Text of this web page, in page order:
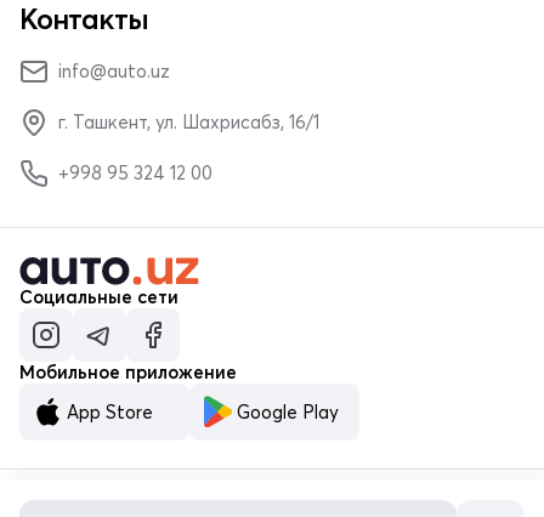
Контакты
info@auto.uz
г. Ташкент, ул. Шахрисабз, 16/1
+998 95 324 12 00
Социальные сети
Мобильное приложение
App Store
Google Play